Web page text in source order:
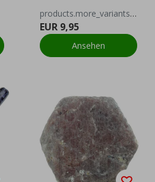
products.more_variants_available
EUR 9,95
Ansehen